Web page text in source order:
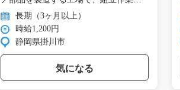
長期（3ヶ月以上）
時給1,200円
静岡県掛川市
気になる